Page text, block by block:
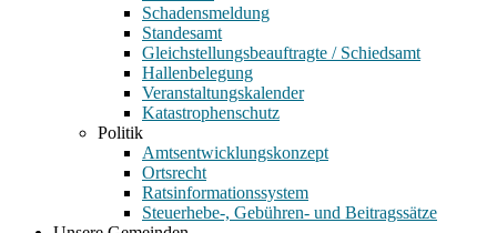
Schadensmeldung
Standesamt
Gleichstellungsbeauftragte / Schiedsamt
Hallenbelegung
Veranstaltungskalender
Katastrophenschutz
Politik
Amtsentwicklungskonzept
Ortsrecht
Ratsinformationssystem
Steuerhebe-, Gebühren- und Beitragssätze